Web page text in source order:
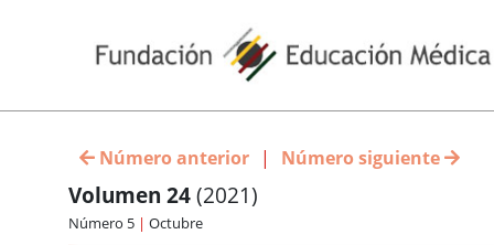
Número siguiente
|
Número anterior
Volumen 24(2021)
Número 5 | Octubre